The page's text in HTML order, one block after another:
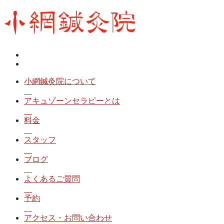
小網鍼灸院について
アキュゾーンセラピーとは
料金
スタッフ
ブログ
よくあるご質問
予約
アクセス・お問い合わせ